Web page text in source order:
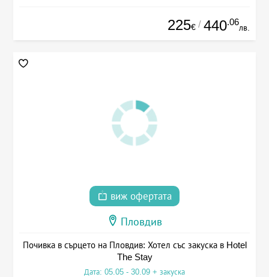
225€ / 440.06
лв.
виж офертата
Пловдив
Почивка в сърцето на Пловдив: Хотел със закуска в Hotel
The Stay
Дата: 05.05 - 30.09 + закуска